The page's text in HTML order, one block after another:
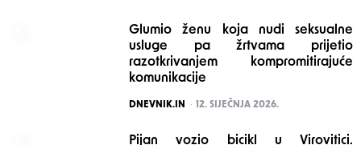
Glumio ženu koja nudi seksualne
usluge pa žrtvama prijetio
razotkrivanjem kompromitirajuće
komunikacije
POSTED
DNEVNIK.IN 12. SIJEČNJA 2026.
Pijan vozio bicikl u Virovitici.